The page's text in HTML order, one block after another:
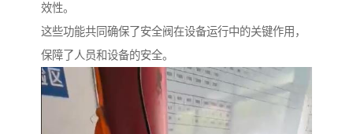
效性。
这些功能共同确保了安全阀在设备运行中的关键作用，
保障了人员和设备的安全。